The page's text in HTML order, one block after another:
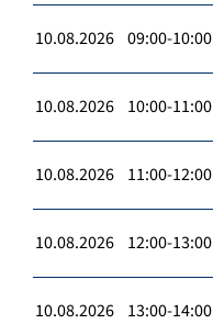
10.08.2026 09:00-10:00
10.08.2026 10:00-11:00
10.08.2026 11:00-12:00
10.08.2026 12:00-13:00
10.08.2026 13:00-14:00